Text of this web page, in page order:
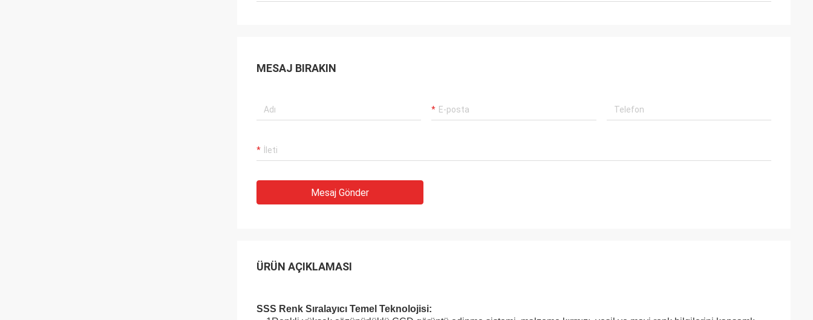
MESAJ BIRAKIN
Mesaj Gönder
ÜRÜN AÇIKLAMASI
SSS Renk Sıralayıcı Temel Teknolojisi: